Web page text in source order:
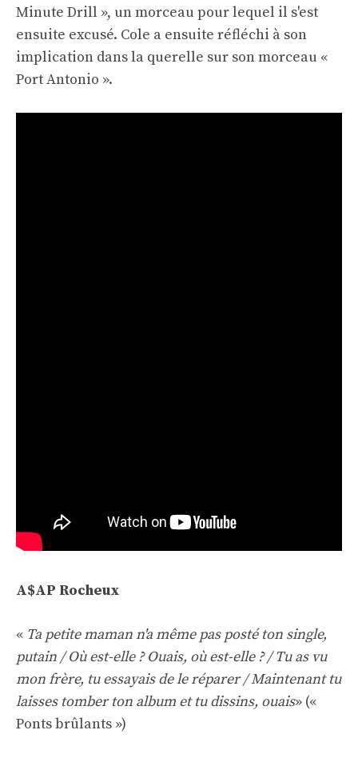
Minute Drill », un morceau pour lequel il s'est
ensuite excusé. Cole a ensuite réfléchi à son
implication dans la querelle sur son morceau «
Port Antonio ».
A$AP Rocheux
« Ta petite maman n'a même pas posté ton single,
putain / Où est-elle ? Ouais, où est-elle ? / Tu as vu
mon frère, tu essayais de le réparer / Maintenant tu
laisses tomber ton album et tu dissins, ouais» («
Ponts brûlants »)